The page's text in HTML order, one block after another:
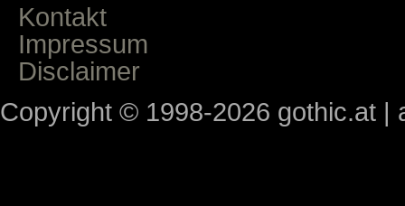
Kontakt
Impressum
Disclaimer
Copyright © 1998-2026 gothic.at |